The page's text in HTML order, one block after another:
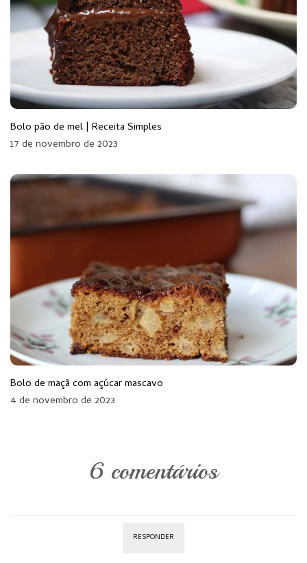
Bolo pão de mel | Receita Simples
17 de novembro de 2023
Bolo de maçã com açúcar mascavo
4 de novembro de 2023
6 comentários
RESPONDER